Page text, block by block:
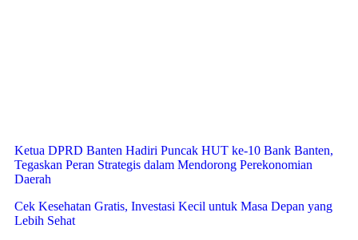
Ketua DPRD Banten Hadiri Puncak HUT ke-10 Bank Banten,
Tegaskan Peran Strategis dalam Mendorong Perekonomian
Daerah
Cek Kesehatan Gratis, Investasi Kecil untuk Masa Depan yang
Lebih Sehat